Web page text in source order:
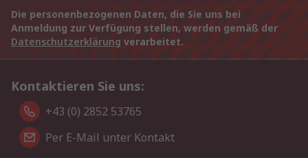
Die personenbezogenen Daten, die Sie uns bei
Anmeldung zur Verfügung stellen, werden gemäß der
Datenschutzerklärung verarbeitet.
Kontaktieren Sie uns:
+43 (0) 2852 53765
Per E-Mail unter Kontakt